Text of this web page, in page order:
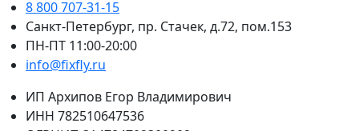
8 800 707-31-15
Санкт-Петербург, пр. Стачек, д.72, пом.153
ПН-ПТ 11:00-20:00
info@fixfly.ru
ИП Архипов Егор Владимирович
ИНН 782510647536